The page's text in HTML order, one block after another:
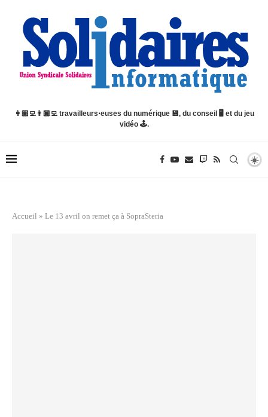
👩🏽‍💻👨🏿‍💻 travailleurs⋅euses du numérique 💾, du conseil 🖥️ et du jeu
vidéo 🕹️.
Accueil » Le 13 avril on remet ça à SopraSteria